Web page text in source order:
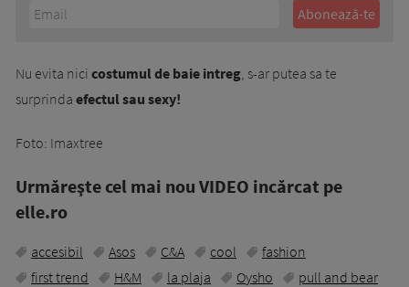
Nu evita nici costumul de baie intreg , s-ar putea sa te
surprinda efectul sau sexy!
Foto: Imaxtree
Urmăreşte cel mai nou VIDEO incărcat pe
elle.ro
accesibil Asos C&A cool
fashion
first trend
H&M la plaja Oysho
pull and bear